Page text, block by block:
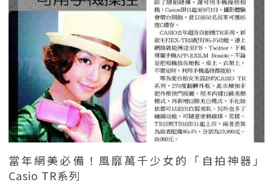
當年網美必備！風靡萬千少女的「自拍神器」
Casio TR系列